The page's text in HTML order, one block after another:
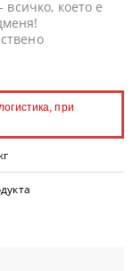
всичко, което е
при
кг